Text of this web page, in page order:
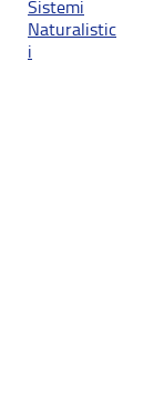
Sistemi
Naturalistic
i